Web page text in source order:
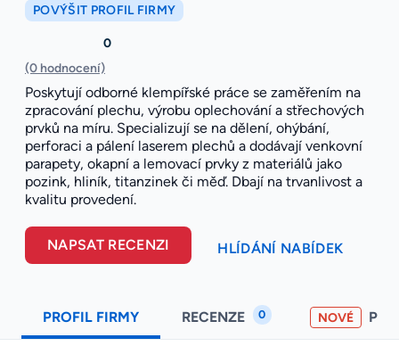
POVÝŠIT PROFIL FIRMY
0
(0 hodnocení)
Poskytují odborné klempířské práce se zaměřením na
zpracování plechu, výrobu oplechování a střechových
prvků na míru. Specializují se na dělení, ohýbání,
perforaci a pálení laserem plechů a dodávají venkovní
parapety, okapní a lemovací prvky z materiálů jako
pozink, hliník, titanzinek či měď. Dbají na trvanlivost a
kvalitu provedení.
NAPSAT RECENZI HLÍDÁNÍ NABÍDEK
PROFIL FIRMY RECENZE 0 NOVÉ